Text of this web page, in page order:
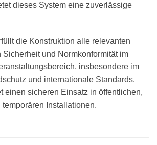
dieses System eine zuverlässige
die Konstruktion alle relevanten
Sicherheit und Normkonformität im
insbesondere im
und internationale Standards.
einen sicheren Einsatz in öffentlichen,
Installationen.